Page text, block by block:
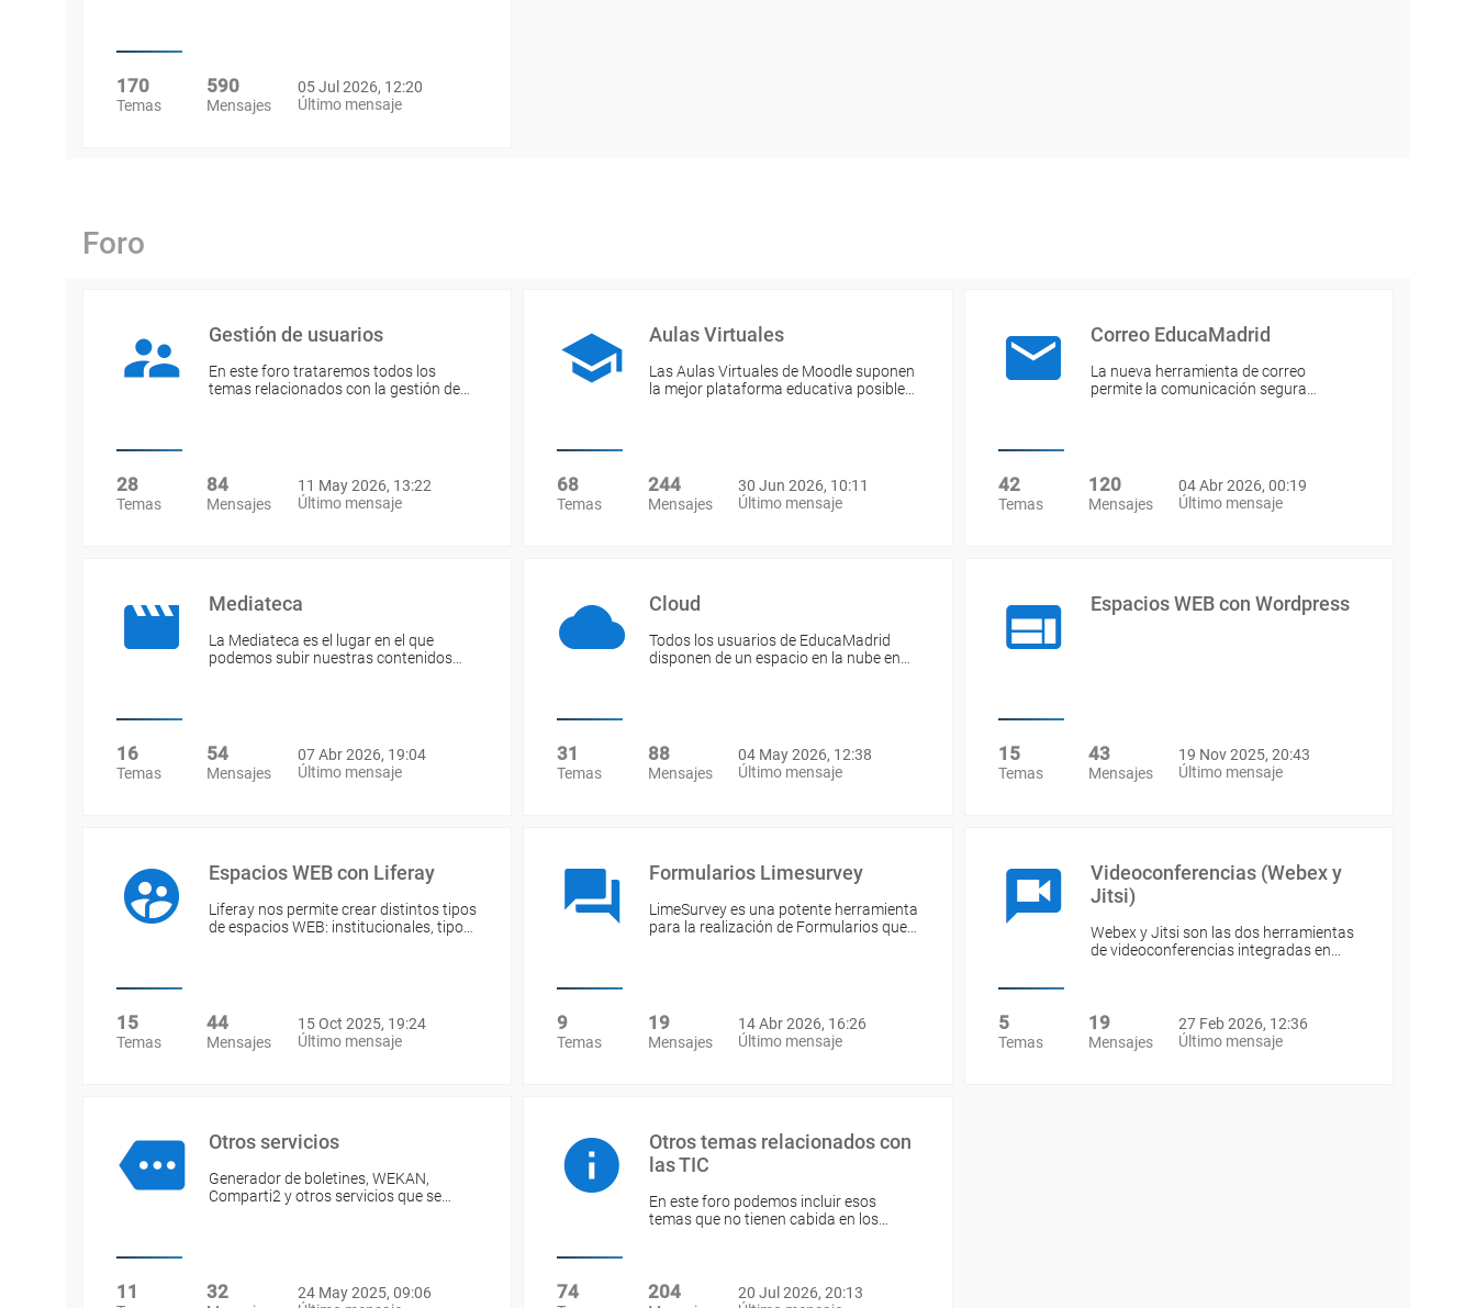
170
Temas
590
Mensajes
05 Jul 2026, 12:20
Último mensaje
Foro
Gestión de usuarios
En este foro trataremos todos los
temas relacionados con la gestión de…
28
Temas
84
Mensajes
11 May 2026, 13:22
Último mensaje
Aulas Virtuales
Las Aulas Virtuales de Moodle suponen
la mejor plataforma educativa posible…
68
Temas
244
Mensajes
30 Jun 2026, 10:11
Último mensaje
Correo EducaMadrid
La nueva herramienta de correo
permite la comunicación segura…
42
Temas
120
Mensajes
04 Abr 2026, 00:19
Último mensaje
Mediateca
La Mediateca es el lugar en el que
podemos subir nuestras contenidos…
16
Temas
54
Mensajes
07 Abr 2026, 19:04
Último mensaje
Cloud
Todos los usuarios de EducaMadrid
disponen de un espacio en la nube en…
31
Temas
88
Mensajes
04 May 2026, 12:38
Último mensaje
Espacios WEB con Wordpress
15
Temas
43
Mensajes
19 Nov 2025, 20:43
Último mensaje
Espacios WEB con Liferay
Liferay nos permite crear distintos tipos
de espacios WEB: institucionales, tipo…
15
Temas
44
Mensajes
15 Oct 2025, 19:24
Último mensaje
Formularios Limesurvey
LimeSurvey es una potente herramienta
para la realización de Formularios que…
9
Temas
19
Mensajes
14 Abr 2026, 16:26
Último mensaje
Videoconferencias (Webex y
Jitsi)
Webex y Jitsi son las dos herramientas
de videoconferencias integradas en…
5
Temas
19
Mensajes
27 Feb 2026, 12:36
Último mensaje
Otros servicios
Generador de boletines, WEKAN,
Comparti2 y otros servicios que se…
11 32
24 May 2025, 09:06
Otros temas relacionados con
las TIC
En este foro podemos incluir esos
temas que no tienen cabida en los…
74 204
20 Jul 2026, 20:13